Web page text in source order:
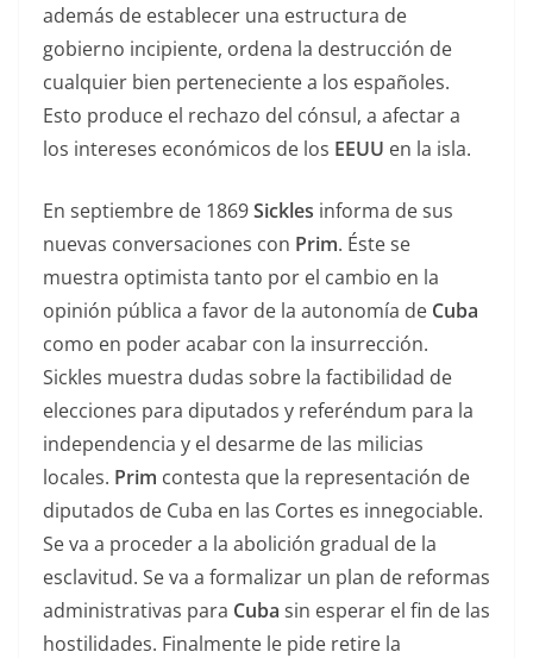
además de establecer una estructura de
gobierno incipiente, ordena la destrucción de
cualquier bien perteneciente a los españoles.
Esto produce el rechazo del cónsul, a afectar a
los intereses económicos de los EEUU en la isla.
En septiembre de 1869Sickles informa de sus
nuevas conversaciones con Prim. Éste se
muestra optimista tanto por el cambio en la
opinión pública a favor de la autonomía de Cuba
como en poder acabar con la insurrección.
Sickles muestra dudas sobre la factibilidad de
elecciones para diputados y referéndum para la
independencia y el desarme de las milicias
locales. Prim contesta que la representación de
diputados de Cuba en las Cortes es innegociable.
Se va a proceder a la abolición gradual de la
esclavitud. Se va a formalizar un plan de reformas
administrativas para Cuba sin esperar el fin de las
hostilidades. Finalmente le pide retire la